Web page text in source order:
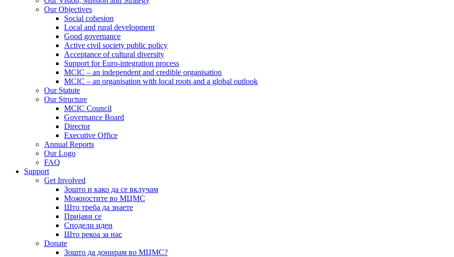
Our Objectives
Social cohesion
Local and rural development
Good governance
Active civil society public policy
Acceptance of cultural diversity
Support for Euro-integration process
MCIC – an independent and credible organisation
MCIC – an organisation with local roots and a global outlook
Our Statute
Our Structure
MCIC Council
Governance Board
Director
Executive Office
Annual Reports
Our Logo
FAQ
Support
Get Involved
Зошто и како да се вклучам
Можностите во МЦМС
Што треба да знаете
Пријави се
Сподели идеи
Што рекоа за нас
Donate
Зошто да донирам во МЦМС?